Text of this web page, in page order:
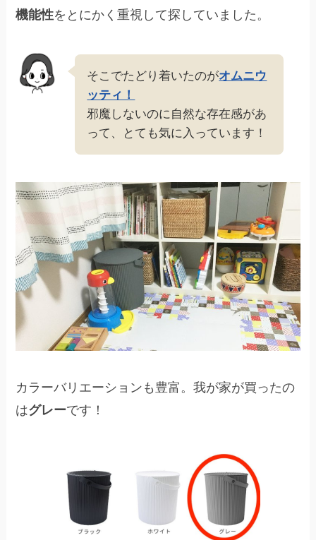
機能性をとにかく重視して探していました。
そこでたどり着いたのがオムニウ
ッティ！
邪魔しないのに自然な存在感があ
って、とても気に入っています！
カラーバリエーションも豊富。我が家が買ったの
はグレーです！